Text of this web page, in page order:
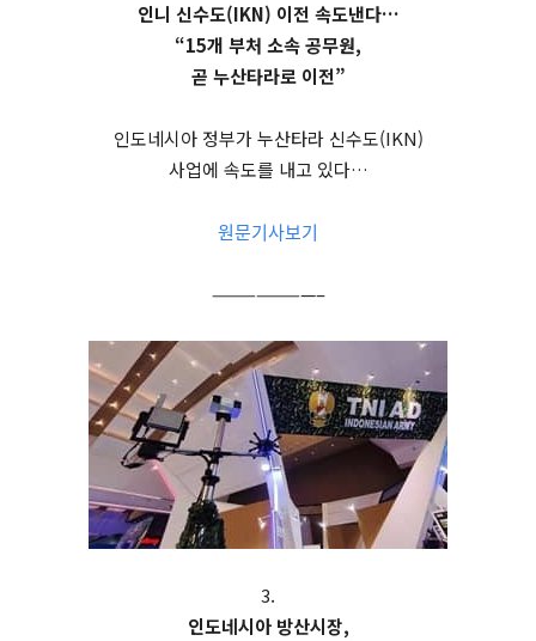
인니 신수도(IKN) 이전 속도낸다…
“15개 부처 소속 공무원,
곧 누산타라로 이전”
인도네시아 정부가 누산타라 신수도(IKN)
사업에 속도를 내고 있다…
원문기사보기
———————–
3.
인도네시아 방산시장,